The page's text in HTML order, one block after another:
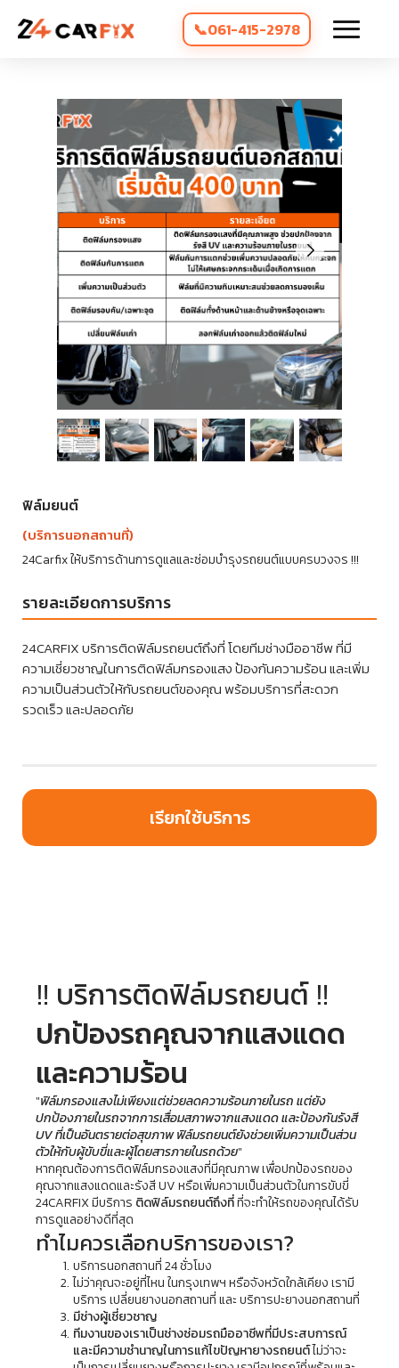
061-415-2978
ฟิล์มยนต์
(บริการนอกสถานที่)
24Carfix ให้บริการด้านการดูแลและซ่อมบำรุงรถยนต์แบบครบวงจร !!!
รายละเอียดการบริการ
24CARFIX บริการติดฟิล์มรถยนต์ถึงที่ โดยทีมช่างมืออาชีพ ที่มี
ความเชี่ยวชาญในการติดฟิล์มกรองแสง ป้องกันความร้อน และเพิ่ม
ความเป็นส่วนตัวให้กับรถยนต์ของคุณ พร้อมบริการที่สะดวก
รวดเร็ว และปลอดภัย
เรียกใช้บริการ
‼️ บริการติดฟิล์มรถยนต์ ‼️
ปกป้องรถคุณจากแสงแดด
และความร้อน
"ฟิล์มกรองแสงไม่เพียงแต่ช่วยลดความร้อนภายในรถ แต่ยัง
ปกป้องภายในรถจากการเสื่อมสภาพจากแสงแดด และป้องกันรังสี
UV ที่เป็นอันตรายต่อสุขภาพ ฟิล์มรถยนต์ยังช่วยเพิ่มความเป็นส่วน
ตัวให้กับผู้ขับขี่และผู้โดยสารภายในรถด้วย"
หากคุณต้องการติดฟิล์มกรองแสงที่มีคุณภาพ เพื่อปกป้องรถของ
คุณจากแสงแดดและรังสี UV หรือเพิ่มความเป็นส่วนตัวในการขับขี่
24CARFIX มีบริการ ติดฟิล์มรถยนต์ถึงที่ ที่จะทำให้รถของคุณได้รับ
การดูแลอย่างดีที่สุด
ทำไมควรเลือกบริการของเรา?
บริการนอกสถานที่ 24 ชั่วโมง
ไม่ว่าคุณจะอยู่ที่ไหน ในกรุงเทพฯ หรือจังหวัดใกล้เคียง เรามี
บริการ เปลี่ยนยางนอกสถานที่ และ บริการปะยางนอกสถานที่
มีช่างผู้เชี่ยวชาญ
ทีมงานของเราเป็นช่างซ่อมรถมืออาชีพที่มีประสบการณ์
และมีความชำนาญในการแก้ไขปัญหายางรถยนต์ ไม่ว่าจะ